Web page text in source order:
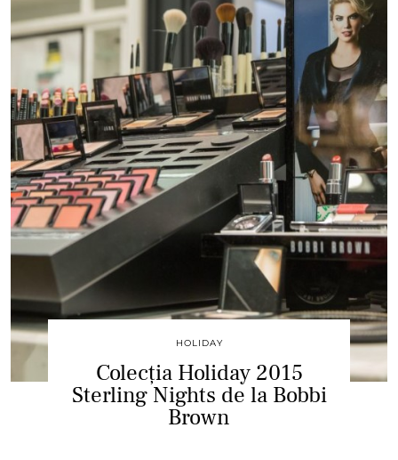
HOLIDAY
Colecția Holiday 2015
Sterling Nights de la Bobbi
Brown